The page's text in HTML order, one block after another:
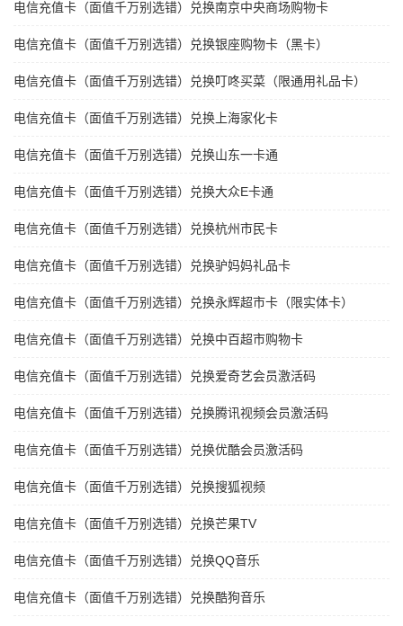
电信充值卡（面值千万别选错）兑换南京中央商场购物卡
电信充值卡（面值千万别选错）兑换银座购物卡（黑卡）
电信充值卡（面值千万别选错）兑换叮咚买菜（限通用礼品卡）
电信充值卡（面值千万别选错）兑换上海家化卡
电信充值卡（面值千万别选错）兑换山东一卡通
电信充值卡（面值千万别选错）兑换大众E卡通
电信充值卡（面值千万别选错）兑换杭州市民卡
电信充值卡（面值千万别选错）兑换驴妈妈礼品卡
电信充值卡（面值千万别选错）兑换永辉超市卡（限实体卡）
电信充值卡（面值千万别选错）兑换中百超市购物卡
电信充值卡（面值千万别选错）兑换爱奇艺会员激活码
电信充值卡（面值千万别选错）兑换腾讯视频会员激活码
电信充值卡（面值千万别选错）兑换优酷会员激活码
电信充值卡（面值千万别选错）兑换搜狐视频
电信充值卡（面值千万别选错）兑换芒果TV
电信充值卡（面值千万别选错）兑换QQ音乐
电信充值卡（面值千万别选错）兑换酷狗音乐